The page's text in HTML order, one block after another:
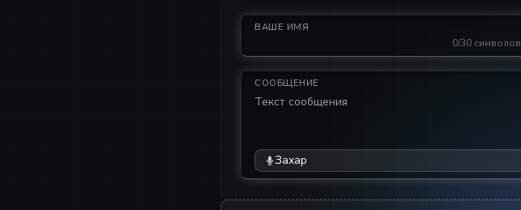
ВАШЕ ИМЯ
0/30 символов
СООБЩЕНИЕ
Захар